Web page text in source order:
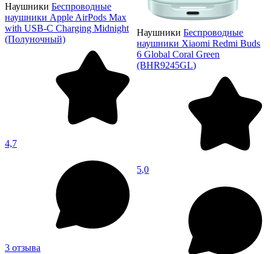
Наушники Беспроводные
наушники Apple AirPods Max
with USB-C Charging Midnight
(Полуночный)
4,7
3 отзыва
Наушники Беспроводные
наушники Xiaomi Redmi Buds
6 Global Coral Green
(BHR9245GL)
5,0